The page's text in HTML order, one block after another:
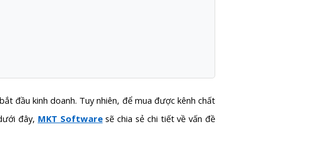
đầu kinh doanh. Tuy nhiên, để mua được kênh chất
đây, MKT Softwaresẽ chia sẻ chi tiết về vấn đề